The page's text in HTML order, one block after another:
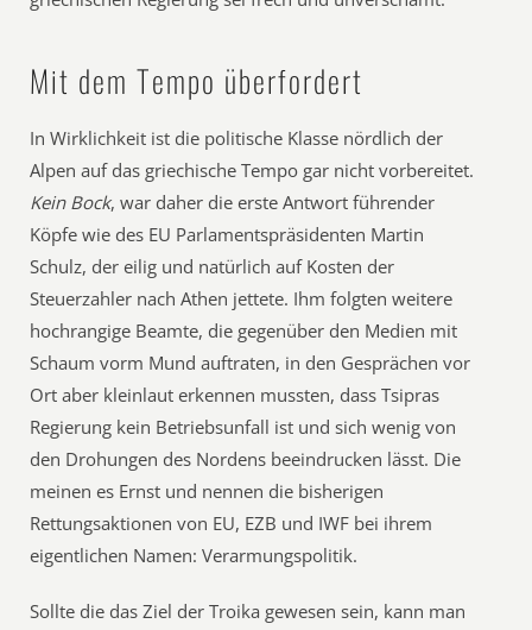
Mit dem Tempo überfordert
In Wirklichkeit ist die politische Klasse nördlich der
Alpen auf das griechische Tempo gar nicht vorbereitet.
Kein Bock, war daher die erste Antwort führender
Köpfe wie des EU Parlamentspräsidenten Martin
Schulz, der eilig und natürlich auf Kosten der
Steuerzahler nach Athen jettete. Ihm folgten weitere
hochrangige Beamte, die gegenüber den Medien mit
Schaum vorm Mund auftraten, in den Gesprächen vor
Ort aber kleinlaut erkennen mussten, dass Tsipras
Regierung kein Betriebsunfall ist und sich wenig von
den Drohungen des Nordens beeindrucken lässt. Die
meinen es Ernst und nennen die bisherigen
Rettungsaktionen von EU, EZB und IWF bei ihrem
eigentlichen Namen: Verarmungspolitik.
Sollte die das Ziel der Troika gewesen sein, kann man